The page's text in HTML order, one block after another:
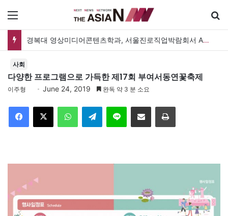
경복대 영상미디어콘텐츠학과, 서울진로직업박람회서 AI 체험 부스 운영
사회
다양한 프로그램으로 가득한 제17회 부여서동연꽃축제
이주형 June 24, 2019 완독 약 3 분 소요
Telegram 이메일